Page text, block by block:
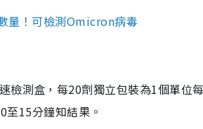
量！可檢測Omicron病毒
檢測盒，每20劑獨立包裝為1個單位
15分鐘知結果。